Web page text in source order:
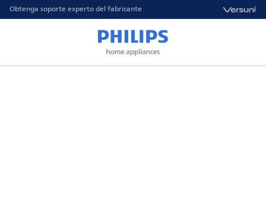
Obtenga soporte experto del fabricante